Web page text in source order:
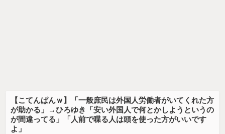
【こてんぱんｗ】「一般庶民は外国人労働者がいてくれた方
が助かる」→ひろゆき「安い外国人で何とかしようというの
が間違ってる」「人前で喋る人は頭を使った方がいいです
よ」